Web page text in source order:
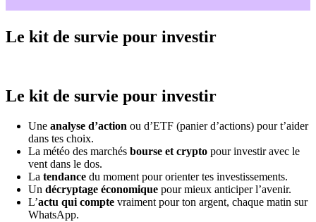
Le kit de survie pour investir
Le kit de survie pour investir
Une analyse d’action ou d’ETF (panier d’actions) pour t’aider
dans tes choix.
La météo des marchés bourse et crypto pour investir avec le
vent dans le dos.
La tendance du moment pour orienter tes investissements.
Un décryptage économique pour mieux anticiper l’avenir.
L’actu qui compte vraiment pour ton argent, chaque matin sur
WhatsApp.